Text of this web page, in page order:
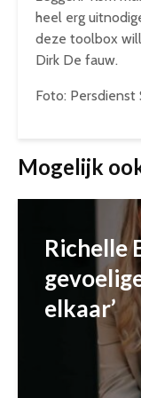
heel erg
deze toolbox
Dirk De fauw.
Foto: Persdienst
Mogelijk
Richelle
elkaar’